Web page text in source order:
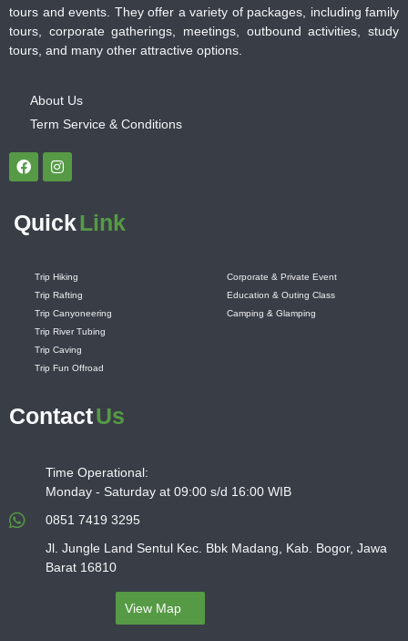
tours and events. They offer a variety of packages, including family
tours, corporate gatherings, meetings, outbound activities, study
tours, and many other attractive options.
About Us
Term Service & Conditions
QuickLink
Trip Hiking
Trip Rafting
Trip Canyoneering
Trip River Tubing
Trip Caving
Trip Fun Offroad
Corporate & Private Event
Education & Outing Class
Camping & Glamping
ContactUs
Time Operational:
Monday - Saturday at 09:00 s/d 16:00 WIB
0851 7419 3295
Jl. Jungle Land Sentul Kec. Bbk Madang, Kab. Bogor, Jawa
Barat 16810
View Map